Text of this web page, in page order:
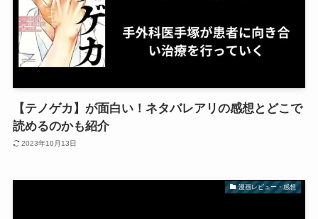
【テノゲカ】が面白い！ネタバレアリの感想とどこで
読めるのかも紹介
2023年10月13日
漫画レビュー・感想